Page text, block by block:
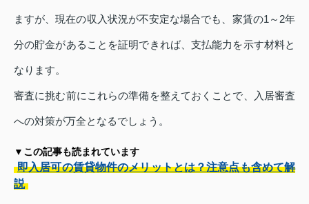
ますが、現在の収入状況が不安定な場合でも、家賃の1～2年
分の貯金があることを証明できれば、支払能力を示す材料と
なります。
審査に挑む前にこれらの準備を整えておくことで、入居審査
への対策が万全となるでしょう。
▼この記事も読まれています
即入居可の賃貸物件のメリットとは？注意点も含めて解
説